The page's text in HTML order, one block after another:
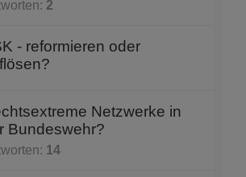
2
- reformieren oder
Netzwerke in
Bundeswehr?
14